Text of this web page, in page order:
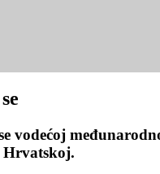
vodećoj
Hrvatskoj.